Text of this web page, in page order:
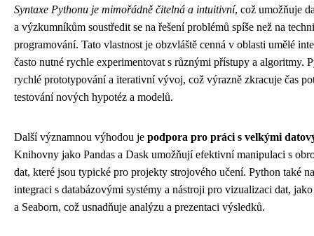
Syntaxe Pythonu je mimořádně čitelná a intuitivní, což umožňuje
a výzkumníkům soustředit se na řešení problémů spíše než na
programování. Tato vlastnost je obzvláště cenná v oblasti umělé
často nutné rychle experimentovat s různými přístupy a algoritmy.
rychlé prototypování a iterativní vývoj, což výrazně zkracuje čas
testování nových hypotéz a modelů.
Další významnou výhodou je podpora pro práci s velkými
Knihovny jako Pandas a Dask umožňují efektivní manipulaci s
dat, které jsou typické pro projekty strojového učení. Python také
integraci s databázovými systémy a nástroji pro vizualizaci dat,
a Seaborn, což usnadňuje analýzu a prezentaci výsledků.